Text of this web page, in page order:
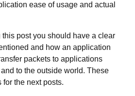
ease of usage and actual
post you should have a clear
and how an application
packets to applications
to the outside world. These
the next posts.